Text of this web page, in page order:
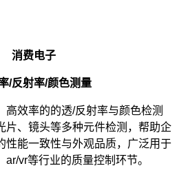
消费电子
/反射率/颜色测量
高效率的的透/反射率与颜色检测
片、镜头等多种元件检测，帮助企
性能一致性与外观品质，广泛用于
vr等行业的质量控制环节。